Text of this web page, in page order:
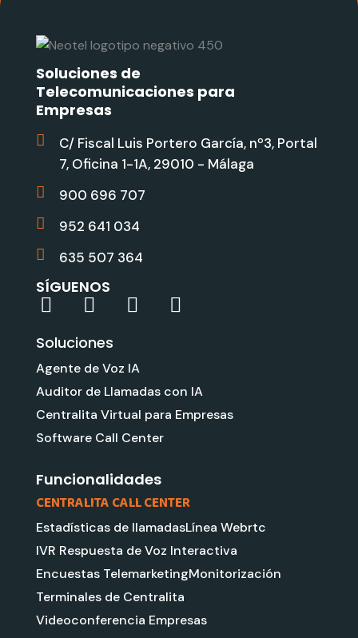
Soluciones de
Telecomunicaciones para
Empresas
C/ Fiscal Luis Portero García, nº3, Portal
7, Oficina 1-1A, 29010 - Málaga
900 696 707
952 641 034
635 507 364
SÍGUENOS
L
n
k
e
d
i
n
Y
u
t
u
b
e
G
g
l
e
I
a
g
Soluciones
Agente de Voz IA
Auditor de Llamadas con IA
Centralita Virtual para Empresas
Software Call Center
Funcionalidades
CENTRALITA CALL CENTER
Estadísticas de llamadasLínea Webrtc
IVR Respuesta de Voz Interactiva
Encuestas TelemarketingMonitorización
Terminales de Centralita
Videoconferencia Empresas